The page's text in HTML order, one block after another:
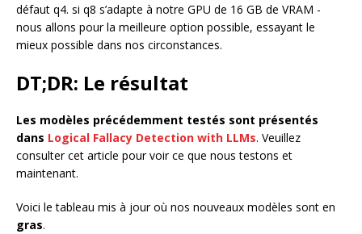
défaut q4. si q8 s’adapte à notre GPU de 16 GB de VRAM -
nous allons pour la meilleure option possible, essayant le
mieux possible dans nos circonstances.
DT;DR: Le résultat
Les modèles précédemment testés sont présentés
dans Logical Fallacy Detection with LLMs. Veuillez
consulter cet article pour voir ce que nous testons et
maintenant.
Voici le tableau mis à jour où nos nouveaux modèles sont en
gras.